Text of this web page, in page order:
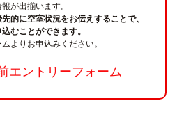
が出揃います。
的に空室状況をお伝えすることで、
むことができます。
よりお申込みください。
エントリーフォーム